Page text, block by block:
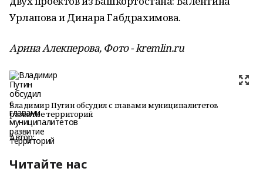
Урлапова и Динара Габдрахимова.
Арина Алекперова, Фото - kremlin.ru
Владимир Путин обсудил с главами муниципалитетов
развитие территорий
Автор:
Читайте нас